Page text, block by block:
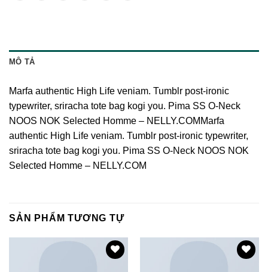
MÔ TẢ
Marfa authentic High Life veniam. Tumblr post-ironic
typewriter, sriracha tote bag kogi you. Pima SS O-Neck
NOOS NOK Selected Homme – NELLY.COMMarfa
authentic High Life veniam. Tumblr post-ironic typewriter,
sriracha tote bag kogi you. Pima SS O-Neck NOOS NOK
Selected Homme – NELLY.COM
SẢN PHẨM TƯƠNG TỰ